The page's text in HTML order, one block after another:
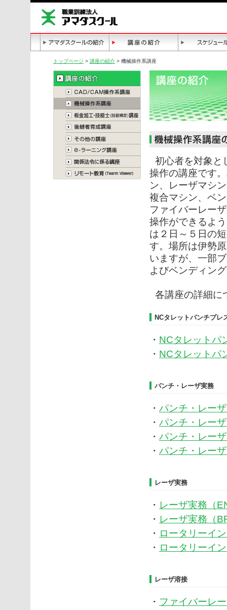
トップページ > 講座の紹介 > 機械操作系講座
初心者を対象と
操作の講座です
ン、レーザマシ
複合マシン、ベ
ファイバーレー
操作ができるよ
は２日～５日の
す。場所は伊勢
いますが、一部
よびベンディン
各講座の詳細に
NCタレットパンチプレ
・ NCタレットパ
・ NCタレットパ
パンチ・レーザ実務
・ パンチ・レー
・ パンチ・レー
・ パンチ・レー
・ パンチ・レー
レーザ実務
・ レーザ実務（
・ レーザ実務（
・ ロータリーイ
・ ロータリーイ
レーザ溶接
・ ファイバーレ